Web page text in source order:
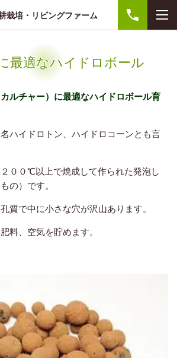
栽培・リビングファーム
最適なハイドロボール
ルチャー）に最適なハイドロボール育
ハイドロトン、ハイドロコーンとも言
００℃以上で焼成して作られた発泡し
の）です。
質で中に小さな穴が沢山あります。
料、空気を貯めます。